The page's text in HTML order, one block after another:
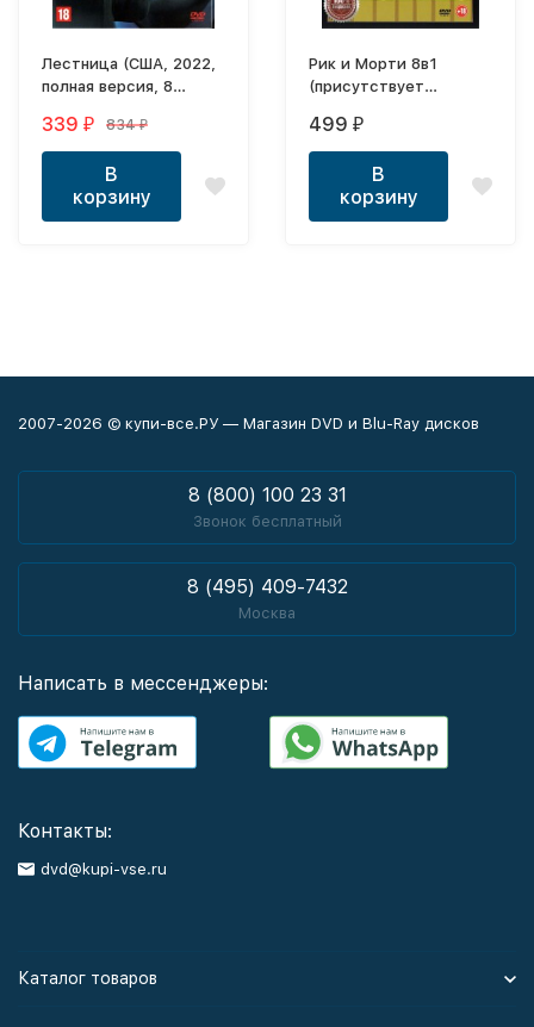
Лестница (США, 2022,
полная версия, 8
339 ₽ 834₽
В
корзину
Рик и Морти 8в1
(присутствует
лексика (18+), восемь
сезонов, 81 серия,
полная версия)
499 ₽
В
корзину
2007-2026 © купи-все.РУ — Магазин DVD и Blu-Ray дисков
8 (800) 100 23 31
Звонок бесплатный
8 (495) 409-7432
Москва
Написать в мессенджеры:
Контакты:
dvd@kupi-vse.ru
Каталог товаров